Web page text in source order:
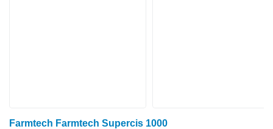
Farmtech Farmtech Supercis 1000